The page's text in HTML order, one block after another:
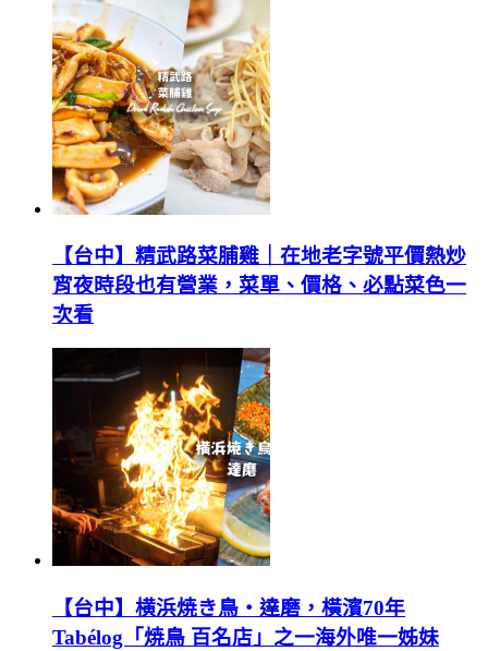
【台中】精武路菜脯雞｜在地老字號平價熱炒
宵夜時段也有營業，菜單、價格、必點菜色一
次看
【台中】横浜焼き鳥‧達磨，橫濱70年
Tabélog「焼鳥 百名店」之一海外唯一姊妹